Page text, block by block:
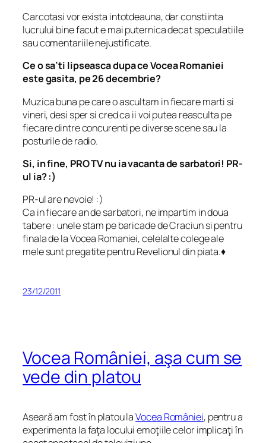
Carcotasi vor exista intotdeauna, dar constiinta
lucrului bine facut e mai puternica decat speculatiile
sau comentariile nejustificate.
Ce o sa’ti lipseasca dupa ce Vocea Romaniei
este gasita, pe 26 decembrie?
Muzica buna pe care o ascultam in fiecare marti si
vineri, desi sper si cred ca ii voi putea reasculta pe
fiecare dintre concurenti pe diverse scene sau la
posturile de radio.
Si, in fine, PRO TV nu ia vacanta de sarbatori! PR-
ul ia? :)
PR-ul are nevoie! :)
Ca in fiecare an de sarbatori, ne impartim in doua
tabere : unele stam pe baricade de Craciun si pentru
finala de la Vocea Romaniei, celelalte colege ale
mele sunt pregatite pentru Revelionul din piata.♦
23/12/2011
Vocea României, aşa cum se
vede din platou
Aseară am fost în platou laVocea României, pentru a
experimenta la faţa locului emoţiile celor implicaţi în